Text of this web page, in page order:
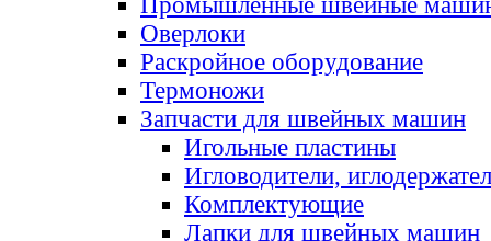
Оверлоки
Раскройное оборудование
Термоножи
Запчасти для швейных машин
Игольные пластины
Игловодители,
Комплектующие
Лапки для швейных машин